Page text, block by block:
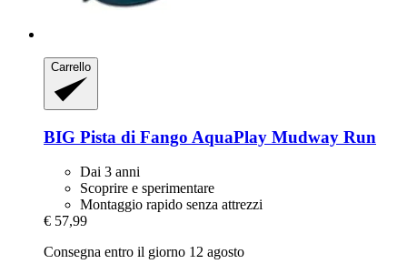
Carrello
BIG Pista di Fango AquaPlay Mudway Run
Dai 3 anni
Scoprire e sperimentare
Montaggio rapido senza attrezzi
€ 57,99
Consegna entro il giorno 12 agosto